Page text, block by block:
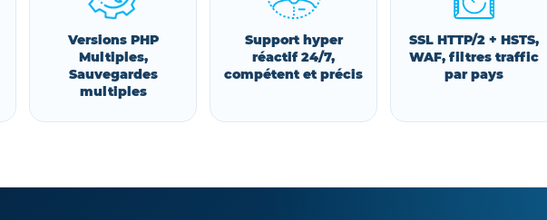
Versions PHP
Multiples,
Sauvegardes
multiples
Support hyper
réactif 24/7,
compétent et précis
SSL HTTP/2 + HSTS,
WAF, filtres traffic
par pays